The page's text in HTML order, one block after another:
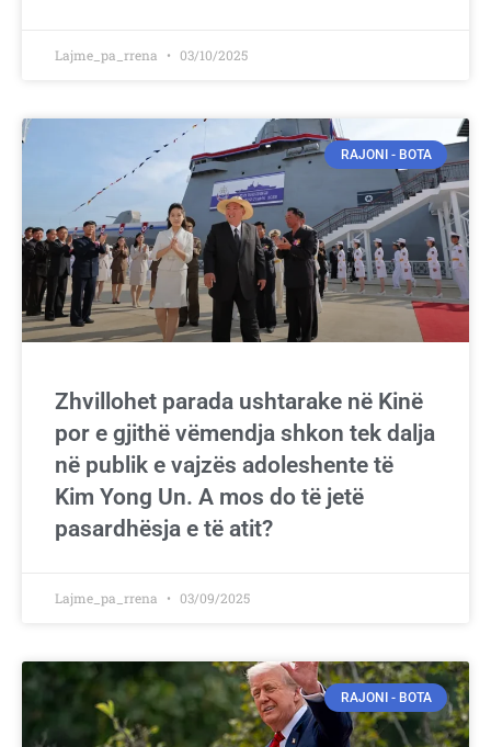
Lajme_pa_rrena 03/10/2025
RAJONI - BOTA
Zhvillohet parada ushtarake në Kinë
por e gjithë vëmendja shkon tek dalja
në publik e vajzës adoleshente të
Kim Yong Un. A mos do të jetë
pasardhësja e të atit?
Lajme_pa_rrena 03/09/2025
RAJONI - BOTA